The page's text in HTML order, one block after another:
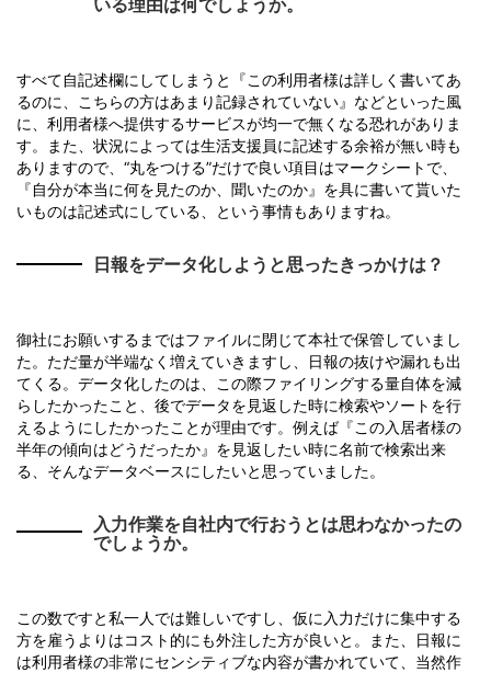
いる理由は何でしょうか。
すべて自記述欄にしてしまうと『この利用者様は詳しく書いてあ
るのに、こちらの方はあまり記録されていない』などといった風
に、利用者様へ提供するサービスが均一で無くなる恐れがありま
す。また、状況によっては生活支援員に記述する余裕が無い時も
ありますので、“丸をつける”だけで良い項目はマークシートで、
『自分が本当に何を見たのか、聞いたのか』を具に書いて貰いた
いものは記述式にしている、という事情もありますね。
日報をデータ化しようと思ったきっかけは？
御社にお願いするまではファイルに閉じて本社で保管していまし
た。ただ量が半端なく増えていきますし、日報の抜けや漏れも出
てくる。データ化したのは、この際ファイリングする量自体を減
らしたかったこと、後でデータを見返した時に検索やソートを行
えるようにしたかったことが理由です。例えば『この入居者様の
半年の傾向はどうだったか』を見返したい時に名前で検索出来
る、そんなデータベースにしたいと思っていました。
入力作業を自社内で行おうとは思わなかったの
でしょうか。
この数ですと私一人では難しいですし、仮に入力だけに集中する
方を雇うよりはコスト的にも外注した方が良いと。また、日報に
は利用者様の非常にセンシティブな内容が書かれていて、当然作